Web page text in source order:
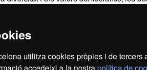
utilitza cookies pròpies i de tercers
Protecció de dades Sobre el